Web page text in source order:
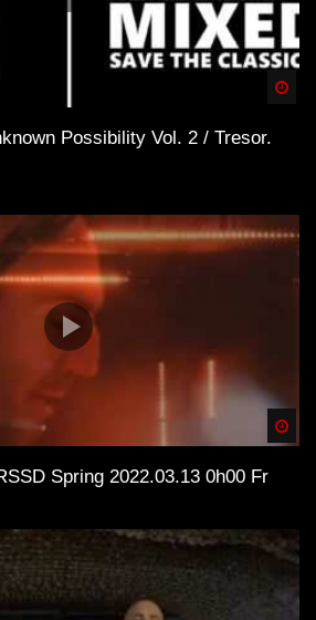
Possibility Vol. 2 / Tresor.
Spring 2022.03.13 0h00 Fr